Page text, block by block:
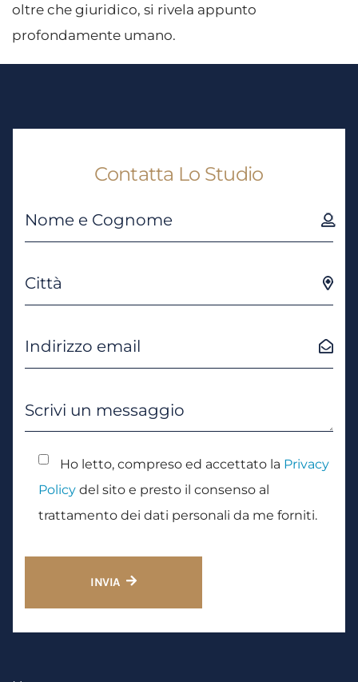
oltre che giuridico, si rivela appunto
profondamente umano.
Contatta Lo Studio
Ho letto, compreso ed accettato la Privacy
Policy del sito e presto il consenso al
trattamento dei dati personali da me forniti.
INVIA